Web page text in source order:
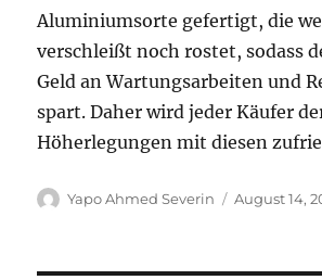
Aluminiumsorte gefertigt, die
verschleißt noch rostet, sodass
Geld an Wartungsarbeiten und
spart. Daher wird jeder Käufer
Höherlegungen mit diesen
Autor
Yapo Ahmed Severin August 14,